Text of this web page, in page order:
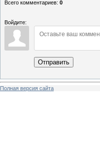
Всего комментариев: 0
Войдите:
Отправить
Полная версия сайта